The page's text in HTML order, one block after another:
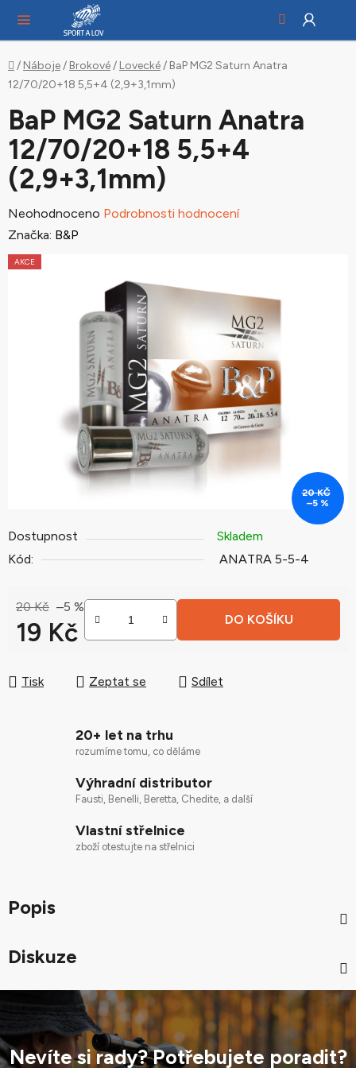
obsah
Domů
/ Náboje/ Brokové/ Lovecké/ BaP MG2 Saturn Anatra
12/70/20+18 5,5+4 (2,9+3,1mm)
Dostupnost
Skladem
Kód:
ANATRA 5-5-4
20 Kč –5 %
19 Kč DO KOŠÍKU
Tisk Zeptat se Sdílet
BaP MG2 Saturn Anatra
12/70/20+18 5,5+4
(2,9+3,1mm)
Průměrné
hodnocení
produktu
Neohodnoceno Podrobnosti hodnocení
Značka: B&P
AKCE
20 KČ
–5 %
20+ let na trhu
rozumíme tomu, co děláme
Výhradní distributor
Fausti, Benelli, Beretta, Chedite, a další
Vlastní střelnice
zboží otestujte na střelnici
Popis
Diskuze
Nevíte si rady? Potřebujete poradit?